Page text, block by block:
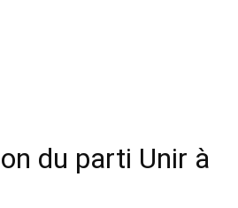
du parti Unir à